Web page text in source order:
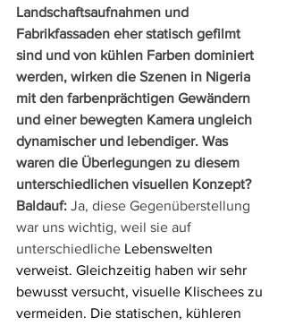
Landschaftsaufnahmen und
Fabrikfassaden eher statisch gefilmt
sind und von kühlen Farben dominiert
werden, wirken die Szenen in Nigeria
mit den farbenprächtigen Gewändern
und einer bewegten Kamera ungleich
dynamischer und lebendiger. Was
waren die Überlegungen zu diesem
unterschiedlichen visuellen Konzept?
Baldauf: Ja, diese Gegenüberstellung
war uns wichtig, weil sie auf
unterschiedliche Lebenswelten
verweist. Gleichzeitig haben wir sehr
bewusst versucht, visuelle Klischees zu
vermeiden. Die statischen, kühleren